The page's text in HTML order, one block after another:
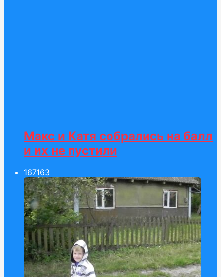
Макс и Катя собрались на балл
и их не пустили
167163